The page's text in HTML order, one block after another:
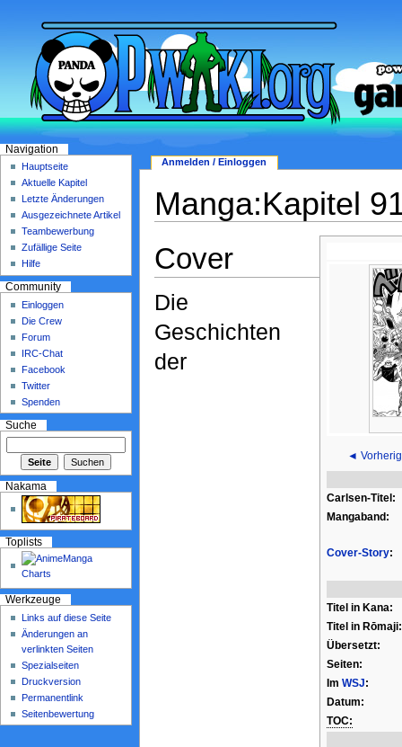
Manga:Kapitel
◄
Carlsen-Titel:
Mangaband:
Cover-Story:
Titel in Kana:
Titel in Rōmaji:
Übersetzt:
Seiten:
Im WSJ:
Datum:
TOC:
Cover
Die
Geschichten
der
Anmelden / Einloggen
Navigation
Hauptseite
Aktuelle Kapitel
Letzte Änderungen
Ausgezeichnete Artikel
Teambewerbung
Zufällige Seite
Hilfe
Community
Einloggen
Die Crew
Forum
IRC-Chat
Facebook
Twitter
Spenden
Suche
Nakama
Toplists
Werkzeuge
Links auf diese Seite
Änderungen an
verlinkten Seiten
Spezialseiten
Druckversion
Permanentlink
Seitenbewertung